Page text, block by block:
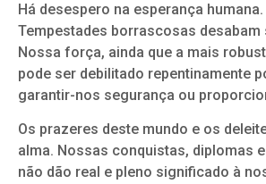
Há desespero na esperança
Tempestades borrascosas
Nossa força, ainda que a mais
pode ser debilitado repentinamente
garantir-nos segurança ou
Os prazeres deste mundo e os
alma. Nossas conquistas, diplomas
não dão real e pleno significado à